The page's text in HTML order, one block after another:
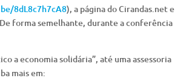
8dL8c7h7cA8), a página do Cirandas.net e
forma semelhante, durante a conferência
a economia solidária”, até uma assessoria
mais em: